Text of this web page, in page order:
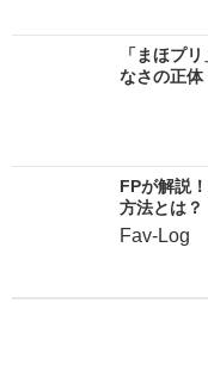
「まほプ
なさの正
FPが解説
方法とは？
Fav-Log